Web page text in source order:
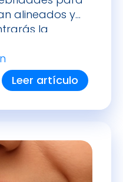
alineados y
la
de quiénes
tratamiento
por qué el
Leer artículo